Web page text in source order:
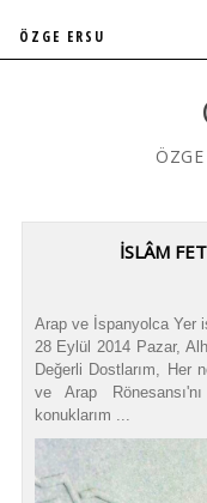
İSLÂM
Arap ve İspanyolca Yer
28 Eylül 2014 Pazar,
Değerli Dostlarım, Her
ve Arap
konuklarım ...
ÖZGE ERSU